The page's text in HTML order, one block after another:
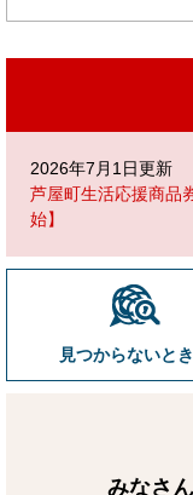
2026年7月1日更新
芦屋町生活応援商品
始】
見つからないと
みなさ